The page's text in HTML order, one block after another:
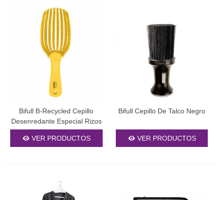
¿Los productos están dirigidos
únicamente a profesionales?
Aunque están pensados para profesionales, muchos particulares
los eligen por su calidad y fiabilidad.
¿Existe disponibilidad de
repuestos?
Algunos modelos incluyen piezas de recambio, sobre todo en
tijerasynavajas, para alargar su vida útil.
¿Tienen soluciones para
Sí, el catálogo incorpora maniquíes, cabezales de práctica y kits
orientados a escuelas y cursos de formación.
Bifull B-Recycled Cepillo
Desenredante Especial Rizos
VER PRODUCTOS
Bifull Cepillo De Talco Negro
VER PRODUCTOS